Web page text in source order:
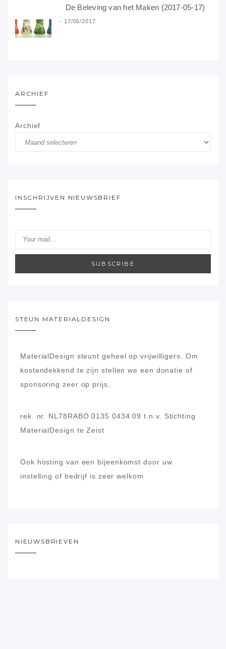
De Beleving van het Maken (2017-05-17)
17/05/2017
ARCHIEF
Archief
INSCHRIJVEN NIEUWSBRIEF
SUBSCRIBE
STEUN MATERIALDESIGN
MaterialDesign steunt geheel op vrijwilligers.
Om
kostendekkend te zijn stellen we een donatie of
sponsoring zeer op prijs.
rek. nr. NL78RABO 0135 0434 09 t.n.v. Stichting
MaterialDesign te Zeist
Ook hosting van een bijeenkomst door uw
instelling of bedrijf is zeer welkom
NIEUWSBRIEVEN